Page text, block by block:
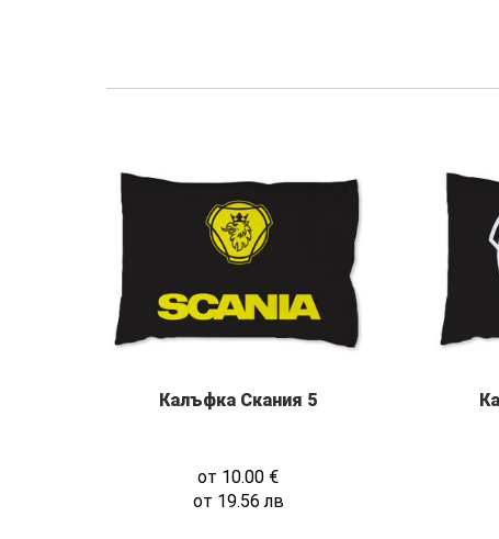
Калъфка Скания 5
от 10.00 €
от 19.56 лв